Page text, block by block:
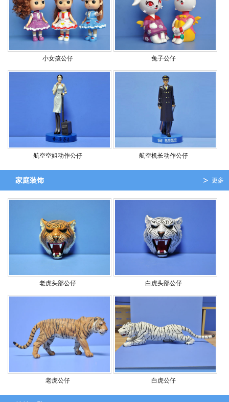
小女孩公仔 兔子公仔
航空空姐动作公仔 航空机长动作公仔
更多
家庭装饰
老虎头部公仔 白虎头部公仔
老虎公仔 白虎公仔